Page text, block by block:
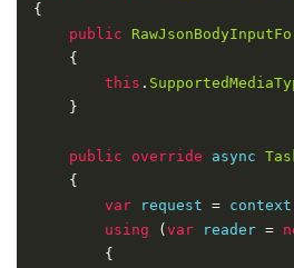
{
public
{
this .
}
public override async
{
var request = context
using
( var reader =
{